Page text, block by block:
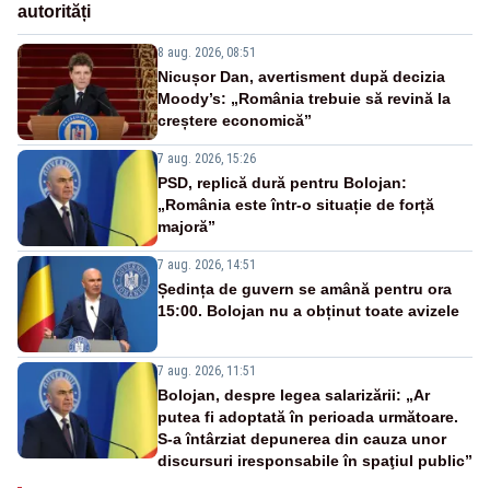
autorități
8 aug. 2026, 08:51
Nicușor Dan, avertisment după decizia
Moody’s: „România trebuie să revină la
creștere economică”
7 aug. 2026, 15:26
PSD, replică dură pentru Bolojan:
„România este într-o situație de forță
majoră”
7 aug. 2026, 14:51
Ședința de guvern se amână pentru ora
15:00. Bolojan nu a obținut toate avizele
7 aug. 2026, 11:51
Bolojan, despre legea salarizării: „Ar
putea fi adoptată în perioada următoare.
S-a întârziat depunerea din cauza unor
discursuri iresponsabile în spaţiul public”